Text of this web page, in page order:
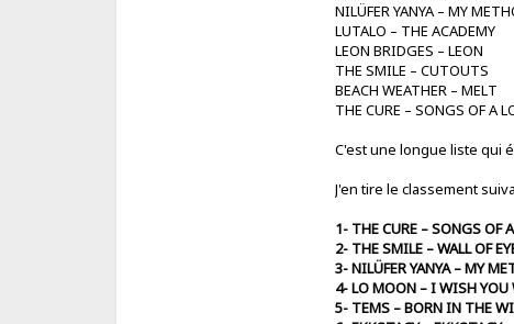
NILÜFER YANYA – MY
LUTALO – THE ACADEMY
LEON BRIDGES – LEON
THE SMILE – CUTOUTS
BEACH WEATHER – MELT
THE CURE – SONGS OF A
C'est une longue liste qui
J'en tire le classement
1- THE CURE – SONGS OF
2- THE SMILE – WALL OF
3- NILÜFER YANYA – MY
4- LO MOON – I WISH YOU
5- TEMS – BORN IN THE